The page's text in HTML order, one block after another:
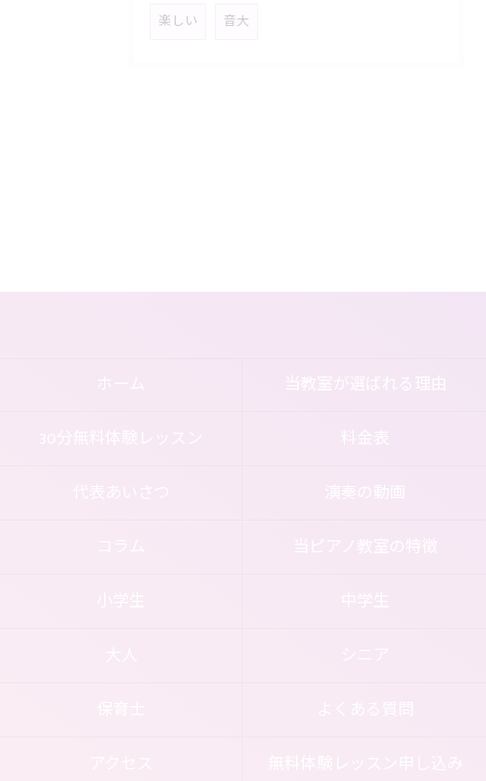
楽しい 音大
当教室が選ばれる理由